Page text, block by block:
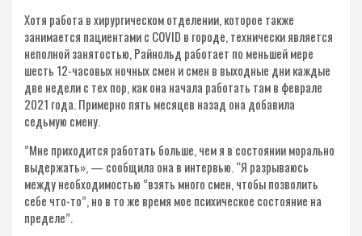
Хотя работа в хирургическом отделении, которое также
занимается пациентами с COVID в городе, технически является
неполной занятостью, Райнольд работает по меньшей мере
шесть 12-​часовых ночных смен и смен в выходные дни каждые
две недели с тех пор, как она начала работать там в феврале
2021 года. Примерно пять месяцев назад она добавила
седьмую смену.
”Мне приходится работать больше, чем я в состоянии морально
выдержать», — сообщила она в интервью. “Я разрываюсь
между необходимостью ”взять много смен, чтобы позволить
себе что-​то”, но в то же время мое психическое состояние на
пределе”.